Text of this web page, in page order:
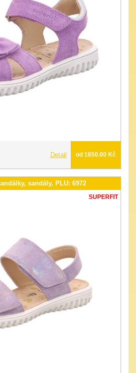
Detail od 1850.00 Kč
sandály, PLU: 6972
SUPERFIT